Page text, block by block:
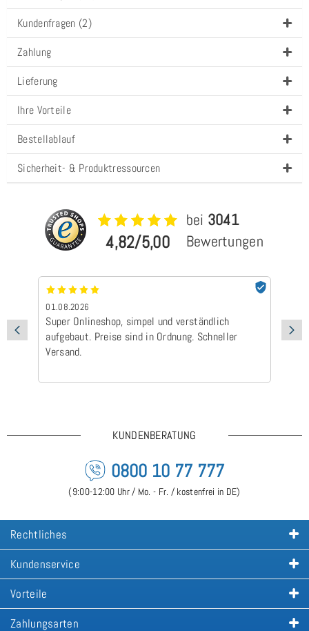
Kundenfragen (2)
Zahlung
Lieferung
Ihre Vorteile
Bestellablauf
Sicherheit- & Produktressourcen
4,82/5,00
bei 3041
Bewertungen
01.08.2026
Super Onlineshop, simpel und verständlich
aufgebaut. Preise sind in Ordnung. Schneller
Versand.
KUNDENBERATUNG
0800 10 77 777
(9:00-12:00 Uhr / Mo. - Fr. / kostenfrei in DE)
Rechtliches
Kundenservice
Vorteile
Zahlungsarten